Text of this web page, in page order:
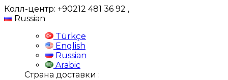
Колл-центр: +90212 481 36 92 ,
Russian
Türkçe
English
Russian
Arabic
Страна доставки :